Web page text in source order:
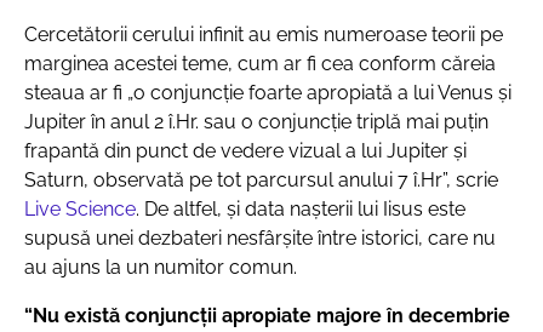
Cercetătorii cerului infinit au emis numeroase teorii pe
marginea acestei teme, cum ar fi cea conform căreia
steaua ar fi „o conjuncție foarte apropiată a lui Venus și
Jupiter în anul 2 î.Hr. sau o conjuncție triplă mai puțin
frapantă din punct de vedere vizual a lui Jupiter și
Saturn, observată pe tot parcursul anului 7 î.Hr”, scrie
Live Science. De altfel, şi data naşterii lui Iisus este
supusă unei dezbateri nesfârşite între istorici, care nu
au ajuns la un numitor comun.
“Nu există conjuncții apropiate majore în decembrie